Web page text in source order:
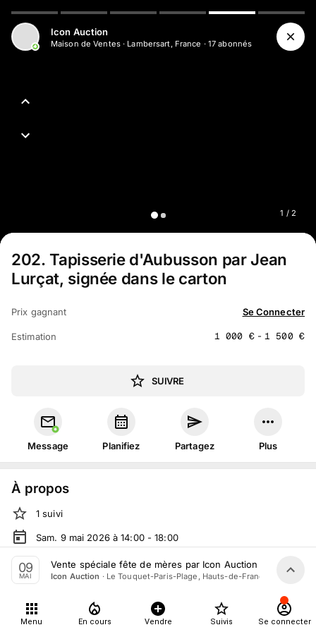
1 / 2
Icon Auction
Maison de Ventes· Lambersart, France · 17 abonnés
202. Tapisserie d'Aubusson par Jean
Lurçat, signée dans le carton
Prix gagnant Se Connecter
Estimation 1 000 €- 1 500 €
SUIVRE
Message Planifiez Partagez Plus
À propos
1 suivi
Sam. 9 mai 2026 à 14:00 - 18:00
Vente volontaireorganiséeparIcon Auction
En salle :
Pl. de l'Hermitage, 62520 Le Touquet-Paris-Plage,
Tout le monde peut participer
09
MAI
Vente spéciale fête de mères par Icon Auction le 9 mai
Icon Auction · Le Touquet-Paris-Plage, Hauts-de-France
Menu En cours Vendre Suivis Se connecter